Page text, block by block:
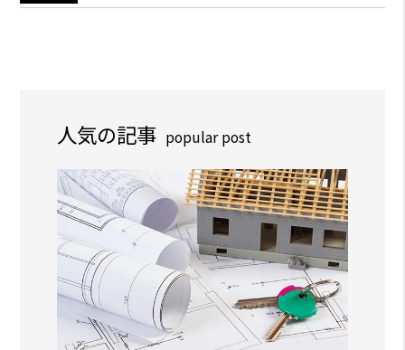
人気の記事 popular post